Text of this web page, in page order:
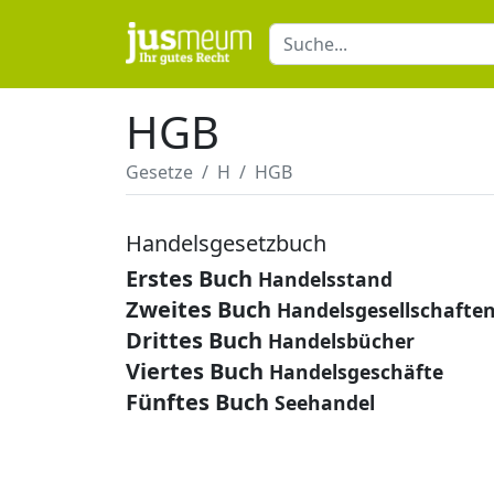
HGB
Gesetze H HGB
Handelsgesetzbuch
Erstes Buch Handelsstand
Zweites Buch
Drittes Buch Handelsbücher
Viertes Buch Handelsgeschäfte
Fünftes Buch Seehandel